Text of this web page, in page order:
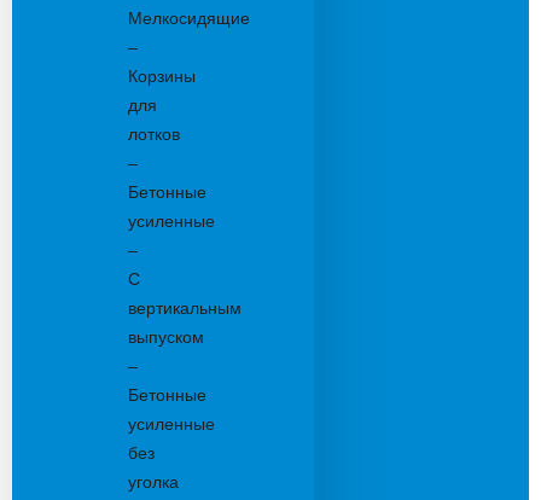
Мелкосидящие
–
Корзины
для
лотков
–
Бетонные
усиленные
–
С
вертикальным
выпуском
–
Бетонные
усиленные
без
уголка